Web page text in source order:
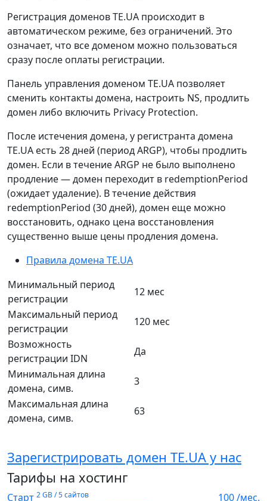
Регистрация доменов TE.UA происходит в
автоматическом режиме, без ограничений. Это
означает, что все доменом можно пользоваться
сразу после оплаты регистрации.
Панель управления доменом TE.UA позволяет
сменить контакты домена, настроить NS, продлить
домен либо включить Privacy Protection.
После истечения домена, у регистранта домена
TE.UA есть 28 дней (период ARGP), чтобы продлить
домен. Если в течение ARGP не было выполнено
продление — домен переходит в redemptionPeriod
(ожидает удаление). В течение действия
redemptionPeriod (30 дней), домен еще можно
восстановить, однако цена восстановления
существенно выше цены продления домена.
Правила домена TE.UA
Минимальный период
регистрации
12 мес
Максимальный период
регистрации
120 мес
Возможность
регистрации IDN
Да
Минимальная длина
домена, симв.
3
Максимальная длина
домена, симв.
63
Зарегистрировать домен TE.UA у нас
Тарифы на хостинг
Старт 2 GB / 5 сайтов 100/мес.